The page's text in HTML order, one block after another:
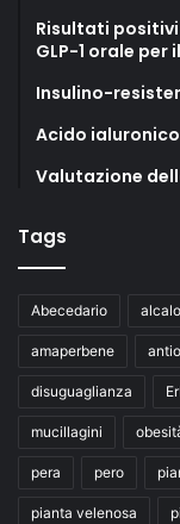
Risultati
GLP-1 orale
Insulino-
Acido ialuronico
Valutazione
Tags
Abecedario
amaperbene
disuguaglianza
mucillagini
pera pero
pianta velenosa